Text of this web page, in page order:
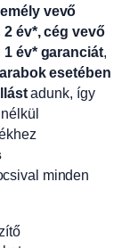
vevő
2 év*, cég vevő
1 év* garanciát,
esetében
adunk, így
minden